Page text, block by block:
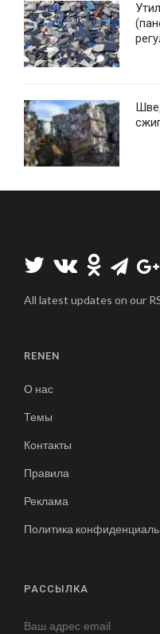
All latest updates on our
RENEN
О нас
Темы
Контакты
Правила
Реклама
Политика
РАССЫЛКА